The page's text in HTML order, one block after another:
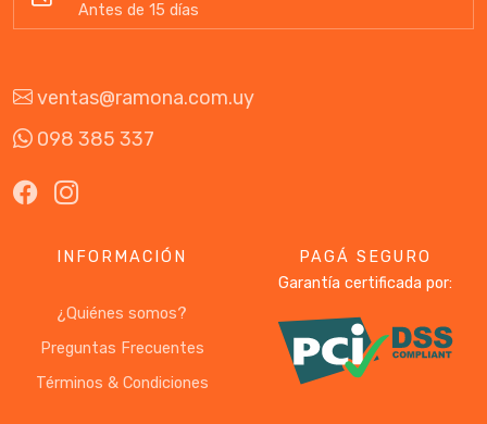
Antes de 15 días
ventas@ramona.com.uy
098 385 337
INFORMACIÓN
¿Quiénes somos?
Preguntas Frecuentes
Términos & Condiciones
PAGÁ SEGURO
Garantía certificada por: